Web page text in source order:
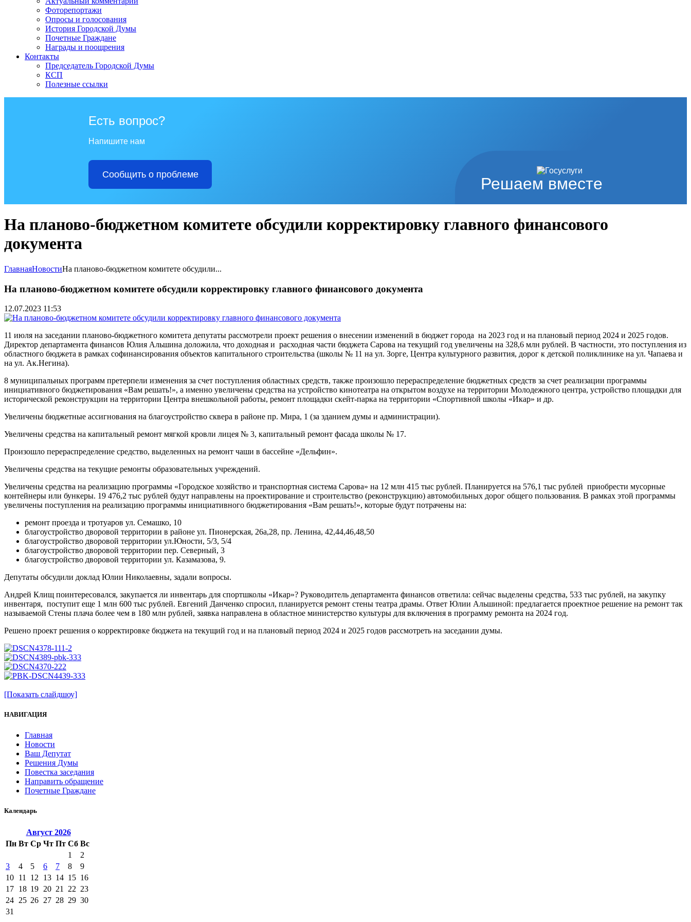
Фоторепортажи
Опросы и голосования
История Городской Думы
Почетные Граждане
Награды и поощрения
Контакты
Председатель Городской Думы
КСП
Полезные ссылки
Решаем вместе
Есть вопрос?
Напишите нам
Сообщить о проблеме
На планово-бюджетном комитете обсудили корректировку главного финансового
документа
ГлавнаяНовостиНа планово-бюджетном комитете обсудили...
На планово-бюджетном комитете обсудили корректировку главного финансового документа
12.07.2023 11:53
11 июля на заседании планово-бюджетного комитета депутаты рассмотрели проект решения о внесении изменений в бюджет города на 2023 год и на плановый период 2024 и 2025 годов.
Директор департамента финансов Юлия Альшина доложила, что доходная и расходная части бюджета Сарова на текущий год увеличены на 328,6 млн рублей. В частности, это поступления из
областного бюджета в рамках софинансирования объектов капитального строительства (школы № 11 на ул. Зорге, Центра культурного развития, дорог к детской поликлинике на ул. Чапаева и
на ул. Ак.Негина).
8 муниципальных программ претерпели изменения за счет поступления областных средств, также произошло перераспределение бюджетных средств за счет реализации программы
инициативного бюджетирования «Вам решать!», а именно увеличены средства на устройство кинотеатра на открытом воздухе на территории Молодежного центра, устройство площадки для
исторической реконструкции на территории Центра внешкольной работы, ремонт площадки скейт-парка на территории «Спортивной школы «Икар» и др.
Увеличены бюджетные ассигнования на благоустройство сквера в районе пр. Мира, 1 (за зданием думы и администрации).
Увеличены средства на капитальный ремонт мягкой кровли лицея № 3, капитальный ремонт фасада школы № 17.
Произошло перераспределение средство, выделенных на ремонт чаши в бассейне «Дельфин».
Увеличены средства на текущие ремонты образовательных учреждений.
Увеличены средства на реализацию программы «Городское хозяйство и транспортная система Сарова» на 12 млн 415 тыс рублей. Планируется на 576,1 тыс рублей приобрести мусорные
контейнеры или бункеры. 19 476,2 тыс рублей будут направлены на проектирование и строительство (реконструкцию) автомобильных дорог общего пользования. В рамках этой программы
увеличены поступления на реализацию программы инициативного бюджетирования «Вам решать!», которые будут потрачены на:
ремонт проезда и тротуаров ул. Семашко, 10
благоустройство дворовой территории в районе ул. Пионерская, 26а,28, пр. Ленина, 42,44,46,48,50
благоустройство дворовой территории ул.Юности, 5/3, 5/4
благоустройство дворовой территории пер. Северный, 3
благоустройство дворовой территории ул. Казамазова, 9.
Депутаты обсудили доклад Юлии Николаевны, задали вопросы.
Андрей Клищ поинтересовался, закупается ли инвентарь для спортшколы «Икар»? Руководитель департамента финансов ответила: сейчас выделены средства, 533 тыс рублей, на закупку
инвентаря, поступит еще 1 млн 600 тыс рублей. Евгений Данченко спросил, планируется ремонт стены театра драмы. Ответ Юлии Альшиной: предлагается проектное решение на ремонт так
называемой Стены плача более чем в 180 млн рублей, заявка направлена в областное министерство культуры для включения в программу ремонта на 2024 год.
Решено проект решения о корректировке бюджета на текущий год и на плановый период 2024 и 2025 годов рассмотреть на заседании думы.
[Показать слайдшоу]
НАВИГАЦИЯ
Главная
Новости
Ваш Депутат
Решения Думы
Повестка заседания
Направить обращение
Почетные Граждане
Календарь
Август 2026
Пн Вт Ср Чт Пт Сб Вс
1
2
3
4 5 6 7 8
9
10 11 12 13 14 15 16
17 18 19 20 21 22 23
24 25 26 27 28 29 30
31